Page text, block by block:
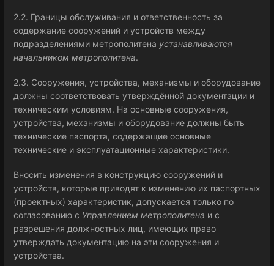
2.2. Границы обслуживания и ответственность за
содержание сооружений и устройств между
подразделениями метрополитена устанавливаются
начальником метрополитена.
2.3. Сооружения, устройства, механизмы и оборудование
должны соответствовать утверждённой документации и
техническим условиям. На основные сооружения,
устройства, механизмы и оборудование должны быть
технические паспорта, содержащие основные
технические и эксплуатационные характеристики.
Вносить изменения в конструкцию сооружений и
устройств, которые приводят к изменению их паспортных
(проектных) характеристик, допускается только по
согласованию с Управлением метрополитена и с
разрешения должностных лиц, имеющих право
утверждать документацию на эти сооружения и
устройства.